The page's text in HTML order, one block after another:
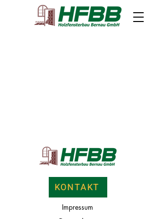
KONTAKT
Impressum